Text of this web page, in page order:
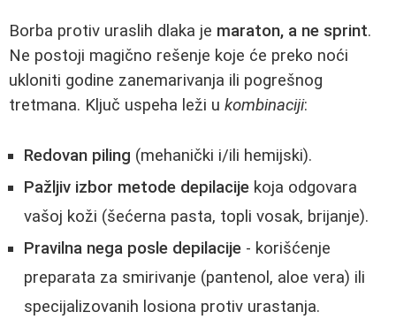
Borba protiv uraslih dlaka je maraton, a ne sprint.
Ne postoji magično rešenje koje će preko noći
ukloniti godine zanemarivanja ili pogrešnog
tretmana. Ključ uspeha leži u kombinaciji:
Redovan piling (mehanički i/ili hemijski).
Pažljiv izbor metode depilacije koja odgovara
vašoj koži (šećerna pasta, topli vosak, brijanje).
Pravilna nega posle depilacije - korišćenje
preparata za smirivanje (pantenol, aloe vera) ili
specijalizovanih losiona protiv urastanja.